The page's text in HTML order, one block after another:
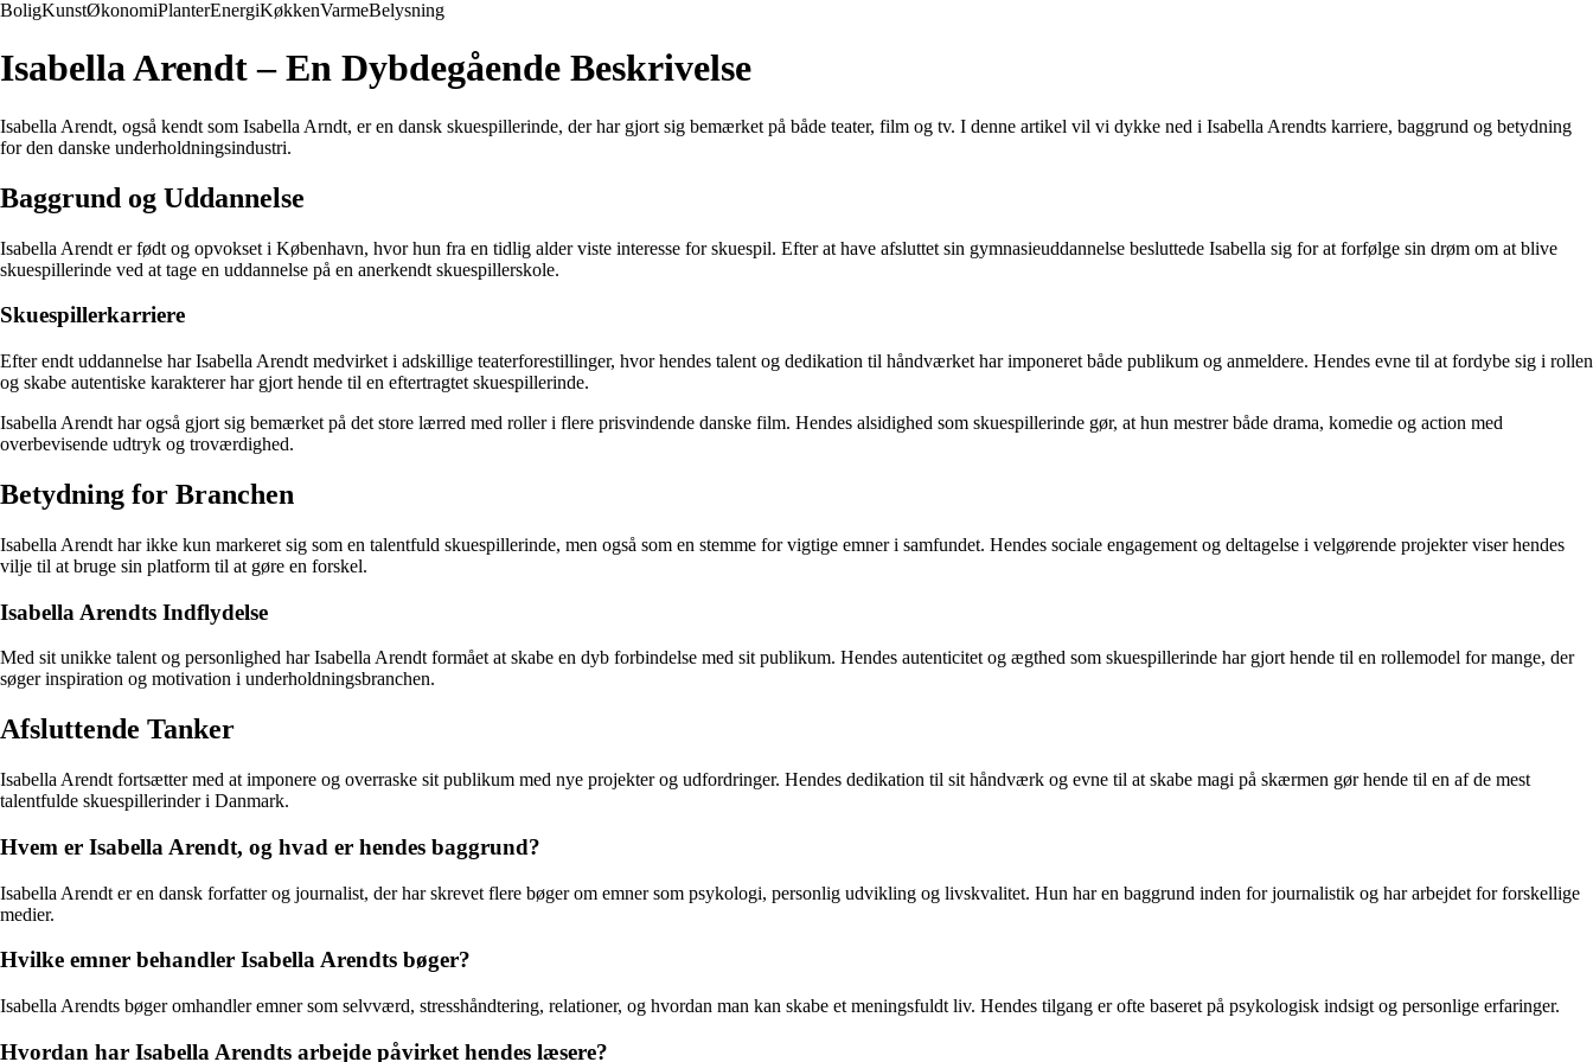
BoligKunstØkonomiPlanterEnergiKøkkenVarmeBelysning
Isabella Arendt – En Dybdegående Beskrivelse
Isabella Arendt, også kendt som Isabella Arndt, er en dansk skuespillerinde, der har gjort sig bemærket på både teater, film og tv. I denne artikel vil vi dykke ned i Isabella Arendts karriere, baggrund og betydning
for den danske underholdningsindustri.
Baggrund og Uddannelse
Isabella Arendt er født og opvokset i København, hvor hun fra en tidlig alder viste interesse for skuespil. Efter at have afsluttet sin gymnasieuddannelse besluttede Isabella sig for at forfølge sin drøm om at blive
skuespillerinde ved at tage en uddannelse på en anerkendt skuespillerskole.
Skuespillerkarriere
Efter endt uddannelse har Isabella Arendt medvirket i adskillige teaterforestillinger, hvor hendes talent og dedikation til håndværket har imponeret både publikum og anmeldere. Hendes evne til at fordybe sig i rollen
og skabe autentiske karakterer har gjort hende til en eftertragtet skuespillerinde.
Isabella Arendt har også gjort sig bemærket på det store lærred med roller i flere prisvindende danske film. Hendes alsidighed som skuespillerinde gør, at hun mestrer både drama, komedie og action med
overbevisende udtryk og troværdighed.
Betydning for Branchen
Isabella Arendt har ikke kun markeret sig som en talentfuld skuespillerinde, men også som en stemme for vigtige emner i samfundet. Hendes sociale engagement og deltagelse i velgørende projekter viser hendes
vilje til at bruge sin platform til at gøre en forskel.
Isabella Arendts Indflydelse
Med sit unikke talent og personlighed har Isabella Arendt formået at skabe en dyb forbindelse med sit publikum. Hendes autenticitet og ægthed som skuespillerinde har gjort hende til en rollemodel for mange, der
søger inspiration og motivation i underholdningsbranchen.
Afsluttende Tanker
Isabella Arendt fortsætter med at imponere og overraske sit publikum med nye projekter og udfordringer. Hendes dedikation til sit håndværk og evne til at skabe magi på skærmen gør hende til en af de mest
talentfulde skuespillerinder i Danmark.
Hvem er Isabella Arendt, og hvad er hendes baggrund?
Isabella Arendt er en dansk forfatter og journalist, der har skrevet flere bøger om emner som psykologi, personlig udvikling og livskvalitet. Hun har en baggrund inden for journalistik og har arbejdet for forskellige
medier.
Hvilke emner behandler Isabella Arendts bøger?
Isabella Arendts bøger omhandler emner som selvværd, stresshåndtering, relationer, og hvordan man kan skabe et meningsfuldt liv. Hendes tilgang er ofte baseret på psykologisk indsigt og personlige erfaringer.
Hvordan har Isabella Arendts arbejde påvirket hendes læsere?